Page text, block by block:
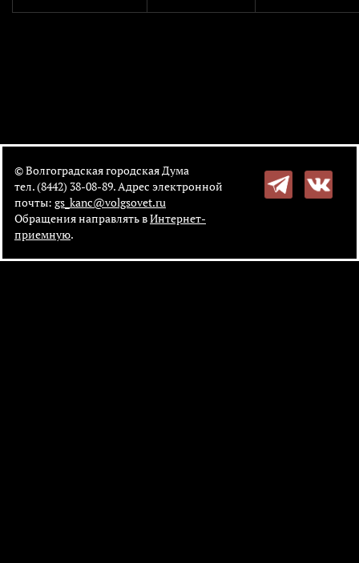
© Волгоградская городская Дума
тел. (8442) 38-08-89. Адрес электронной
почты: gs_kanc@volgsovet.ru
Обращения направлять вИнтернет-
приемную.